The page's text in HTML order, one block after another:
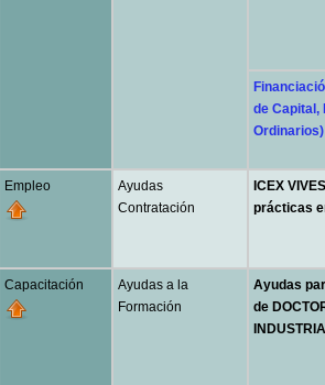
de
Ordinarios)
Empleo
Ayudas
Contratación
ICEX
prácticas
Capacitación
Ayudas a la
Formación
Ayudas
de